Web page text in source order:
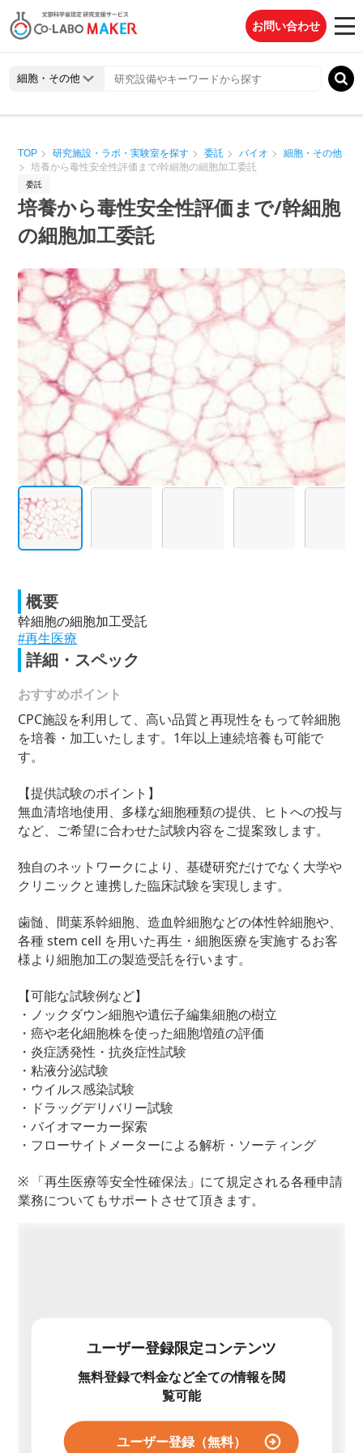
お問い合わせ
TOP 研究施設・ラボ・実験室を探す 委託 バイオ
細胞・その他
培養から毒性安全性評価まで/幹細胞の細胞加工委託
委託
培養から毒性安全性評価まで/幹細胞
の細胞加工委託
概要
幹細胞の細胞加工受託
#再生医療
詳細・スペック
おすすめポイント
CPC施設を利用して、高い品質と再現性をもって幹細胞
を培養・加工いたします。1年以上連続培養も可能で
す。
【提供試験のポイント】
無血清培地使用、多様な細胞種類の提供、ヒトへの投与
など、ご希望に合わせた試験内容をご提案致します。
独自のネットワークにより、基礎研究だけでなく大学や
クリニックと連携した臨床試験を実現します。
歯髄、間葉系幹細胞、造血幹細胞などの体性幹細胞や、
各種 stem cell を用いた再生・細胞医療を実施するお客
様より細胞加工の製造受託を行います。
【可能な試験例など】
・ノックダウン細胞や遺伝子編集細胞の樹立
・癌や老化細胞株を使った細胞増殖の評価
・炎症誘発性・抗炎症性試験
・粘液分泌試験
・ウイルス感染試験
・ドラッグデリバリー試験
・バイオマーカー探索
・フローサイトメーターによる解析・ソーティング
※ 「再生医療等安全性確保法」にて規定される各種申請
業務についてもサポートさせて頂きます。
ユーザー登録限定コンテンツ
無料登録で料金など全ての情報を閲
覧可能
ユーザー登録（無料）